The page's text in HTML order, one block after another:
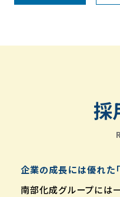
採
企業の成長には優れた
南部化成グループには